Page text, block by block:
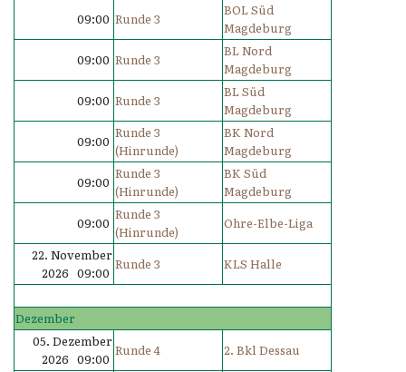
09:00 Runde 3
BOL Süd
Magdeburg
09:00 Runde 3
BL Nord
Magdeburg
09:00 Runde 3
BL Süd
Magdeburg
09:00
Runde 3
(Hinrunde)
BK Nord
Magdeburg
09:00
Runde 3
(Hinrunde)
BK Süd
Magdeburg
09:00
Runde 3
(Hinrunde)
Ohre-Elbe-Liga
22. November
2026 09:00
Runde 3 KLS Halle
Dezember
05. Dezember
2026 09:00
Runde 4
2. Bkl Dessau